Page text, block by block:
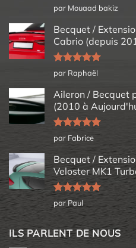
Note5sur
5
par Mouaad bakiz
Becquet /
Cabrio (depuis
Note5sur
5
par Raphaël
Aileron / Becquet
(2010 à
Note5sur
5
par Fabrice
Becquet /
Veloster MK1
Note5sur
5
par Paul
ILS PARLENT DE NOUS